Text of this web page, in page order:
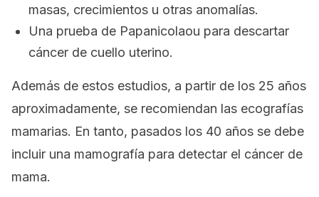
masas, crecimientos u otras anomalías.
Una prueba de Papanicolaou para descartar
cáncer de cuello uterino.
Además de estos estudios, a partir de los 25 años
aproximadamente, se recomiendan las ecografías
mamarias. En tanto, pasados los 40 años se debe
incluir una mamografía para detectar el cáncer de
mama.